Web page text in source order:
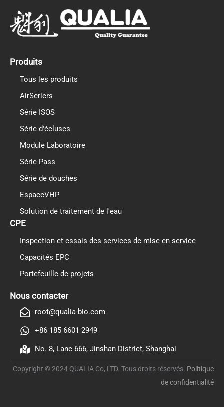
e
b
o
t
u
b
e
k
e
d
i
Produits
Tous les produits
AirSeriers
Série ISOS
Série d'écluses
Module Laboratoire
Série Pass
Série de douches
EspaceVHP
Solution de traitement de l'eau
CPE
Inspection et essais des services de mise en service
Capacités EPC
Portefeuille de projets
Nous contacter
root@qualia-bio.com
+86 185 6601 2949
No. 8, Lane 666, Jinshan District, Shanghai
Copyright © 2024 QUALIA Co, LTD. Tous droits réservés. Politique
de confidentialité
IT
PT